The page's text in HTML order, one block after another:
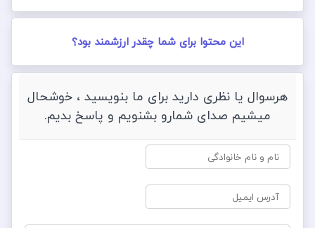
این محتوا برای شما چقدر ارزشمند بود؟
هرسوال یا نظری دارید برای ما بنویسید ، خوشحال
میشیم صدای شمارو بشنویم و پاسخ بدیم.